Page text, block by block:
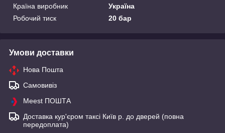
Країна виробник
Україна
Робочий тиск
20 бар
Умови доставки
Нова Пошта
Самовивіз
Meest ПОШТА
Доставка кур'єром таксі Київ р. до дверей (повна
передоплата)